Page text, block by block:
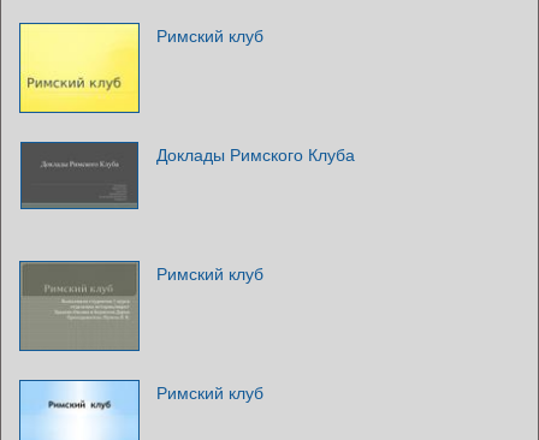
Римский клуб
Доклады Римского Клуба
Римский клуб
Римский клуб